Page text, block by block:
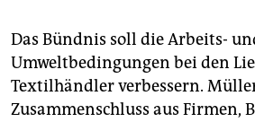
Das Bündnis soll die Arbeits-
Umweltbedingungen bei den
Textilhändler verbessern.
Zusammenschluss aus Firmen,